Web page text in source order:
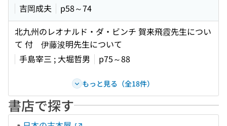
吉岡成夫
p58～74
北九州のレオナルド・ダ・ビンチ 賀来飛霞先生につい
て 付 伊藤浚明先生について
手島宰三 ; 大堀哲男
p75～88
もっと見る（全18件）
書店で探す